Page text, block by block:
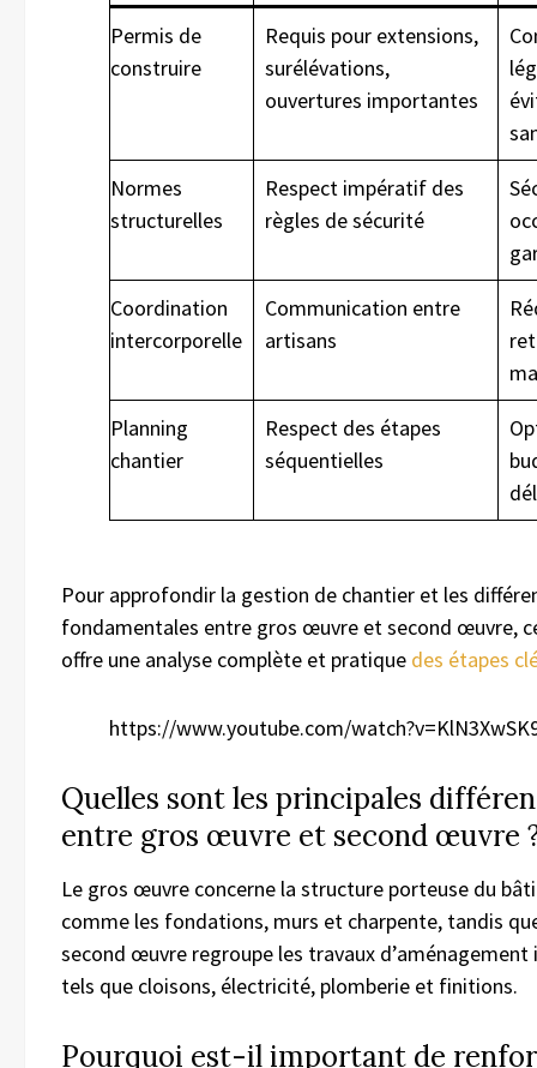
Permis de
construire
Requis pour extensions,
surélévations,
ouvertures importantes
Normes
structurelles
Respect impératif des
règles de sécurité
Coordination
intercorporelle
Communication entre
artisans
Planning
chantier
Respect des étapes
séquentielles
Pour approfondir la gestion de chantier et les
fondamentales entre gros œuvre et second œuvre,
offre une analyse complète et pratique des étapes
https://www.youtube.com/
Quelles sont les principales
entre gros œuvre et second œuvre
Le gros œuvre concerne la structure porteuse du
comme les fondations, murs et charpente, tandis
second œuvre regroupe les travaux d’aménagement
tels que cloisons, électricité, plomberie et finitions.
Pourquoi est-il important de